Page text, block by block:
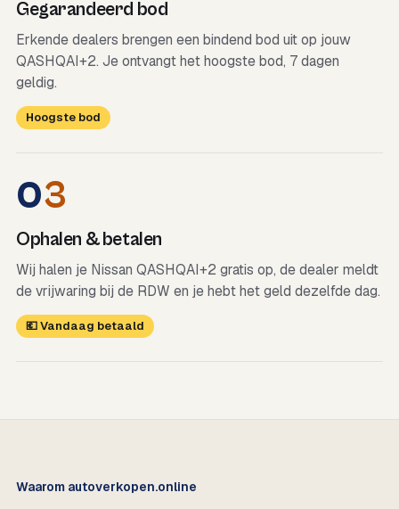
Gegarandeerd bod
Erkende dealers brengen een bindend bod uit op jouw
QASHQAI+2. Je ontvangt het hoogste bod, 7 dagen
geldig.
Hoogste bod
03
Ophalen & betalen
Wij halen je Nissan QASHQAI+2 gratis op, de dealer meldt
de vrijwaring bij de RDW en je hebt het geld dezelfde dag.
💶 Vandaag betaald
Waarom autoverkopen.online